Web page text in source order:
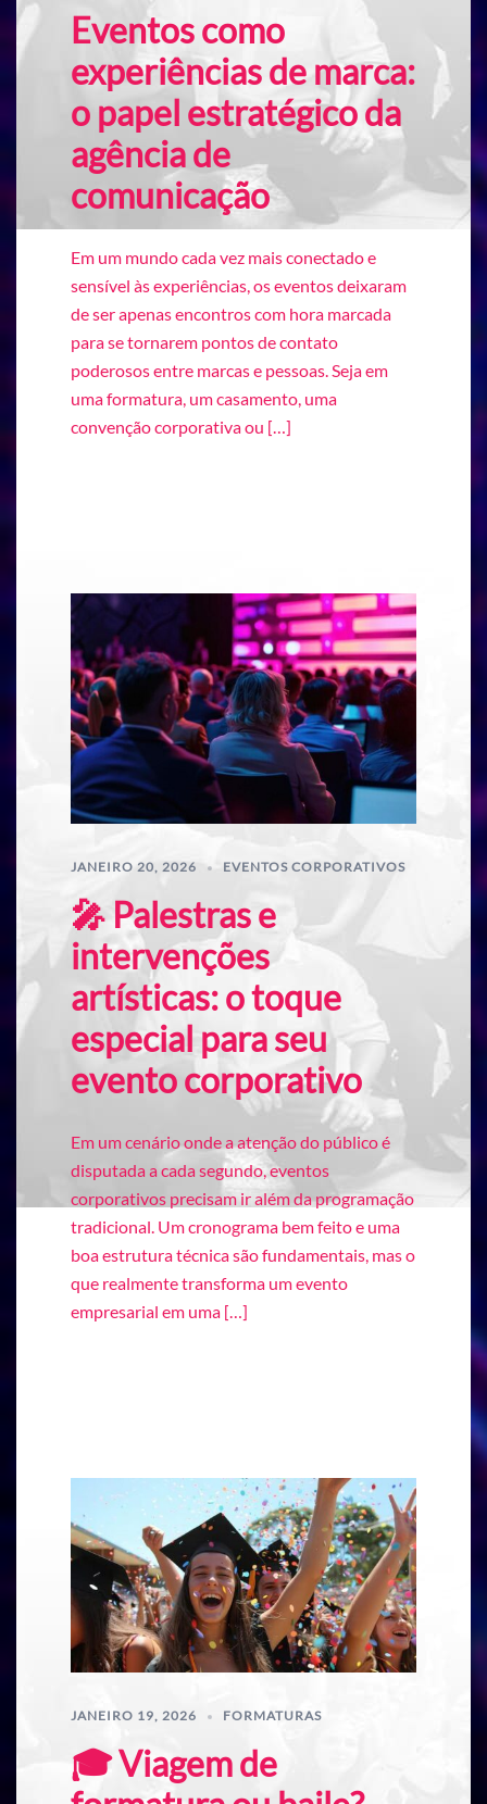
Eventos como
experiências de marca:
o papel estratégico da
agência de
comunicação
Em um mundo cada vez mais conectado e
sensível às experiências, os eventos deixaram
de ser apenas encontros com hora marcada
para se tornarem pontos de contato
poderosos entre marcas e pessoas. Seja em
uma formatura, um casamento, uma
convenção corporativa ou […]
JANEIRO 20, 2026 EVENTOS CORPORATIVOS
🎤 Palestras e
intervenções
artísticas: o toque
especial para seu
evento corporativo
Em um cenário onde a atenção do público é
disputada a cada segundo, eventos
corporativos precisam ir além da programação
tradicional. Um cronograma bem feito e uma
boa estrutura técnica são fundamentais, mas o
que realmente transforma um evento
empresarial em uma […]
JANEIRO 19, 2026 FORMATURAS
🎓 Viagem de